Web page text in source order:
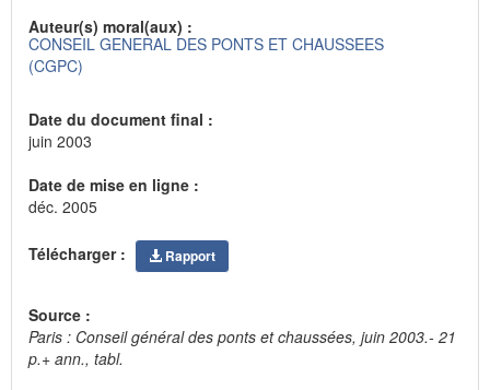
Auteur(s) moral(aux) :
CONSEIL GENERAL DES PONTS ET CHAUSSEES
(CGPC)
Date du document final :
juin 2003
Date de mise en ligne :
déc. 2005
Télécharger : Rapport
Source :
Paris : Conseil général des ponts et chaussées, juin 2003.- 21
p.+ ann., tabl.